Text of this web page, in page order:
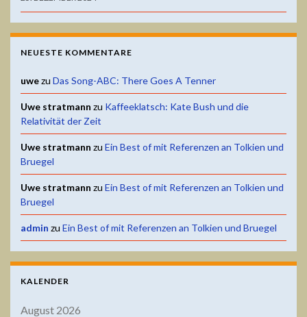
NEUESTE KOMMENTARE
uwezu Das Song-ABC: There Goes A Tenner
Uwe stratmann zu Kaffeeklatsch: Kate Bush und die
Relativität der Zeit
Uwe stratmann zu Ein Best of mit Referenzen an Tolkien und
Bruegel
Uwe stratmann zu Ein Best of mit Referenzen an Tolkien und
Bruegel
admin zu Ein Best of mit Referenzen an Tolkien und Bruegel
KALENDER
August 2026